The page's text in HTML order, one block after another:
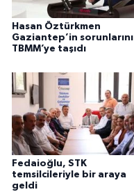
Hasan Öztürkmen
Gaziantep’in sorunlarını
TBMM’ye taşıdı
Fedaioğlu, STK
temsilcileriyle bir araya
geldi